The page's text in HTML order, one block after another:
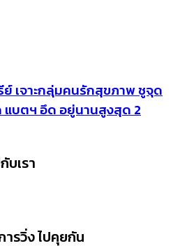
ย์ เจาะกลุ่มคนรักสุขภาพ ชูจุด
แบตฯ อึด อยู่นานสูงสุด 2
บเรา
รวิ่ง ไปคุยกัน